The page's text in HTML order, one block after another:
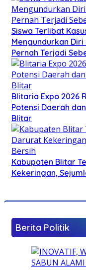
Siswa Terlibat
Mengundurkan
Pernah Terjadi
Blitaria Expo 2026
Potensi Daerah
Blitar
Kabupaten Blitar
Kekeringan,
Berita Politik